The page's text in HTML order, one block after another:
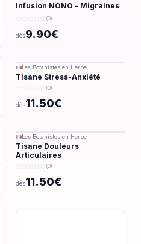
Infusion NONO - Migraines
& douleurs - 28g
(0)
dès9.90€
Les Botanistes en Herbe
Tisane Stress-Anxiété
(0)
dès11.50€
Les Botanistes en Herbe
Tisane Douleurs
Articulaires
(0)
dès11.50€